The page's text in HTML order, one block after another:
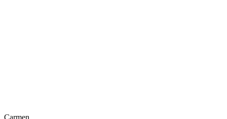
Carmen